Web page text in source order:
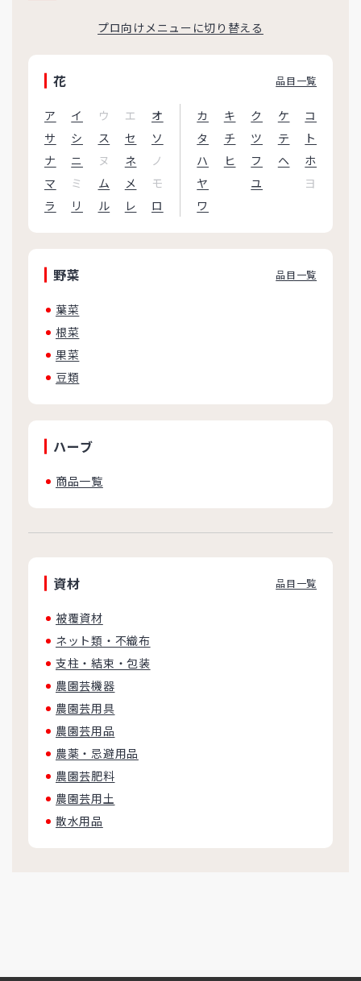
プロ向けメニューに切り替える
花 品目一覧
ア イ ウ エ オ カ キ ク ケ
コ
サ
シ ス セ ソ タ チ ツ テ
ト
ナ
ニ ヌ ネ ノ ハ ヒ フ ヘ
ホ
マ
ミ ム メ モ ヤ ユ
ヨ
ラ
リ ル レ ロ ワ
野菜 品目一覧
葉菜
根菜
果菜
豆類
ハーブ
商品一覧
資材 品目一覧
被覆資材
ネット類・不織布
支柱・結束・包装
農園芸機器
農園芸用具
農園芸用品
農薬・忌避用品
農園芸肥料
農園芸用土
散水用品